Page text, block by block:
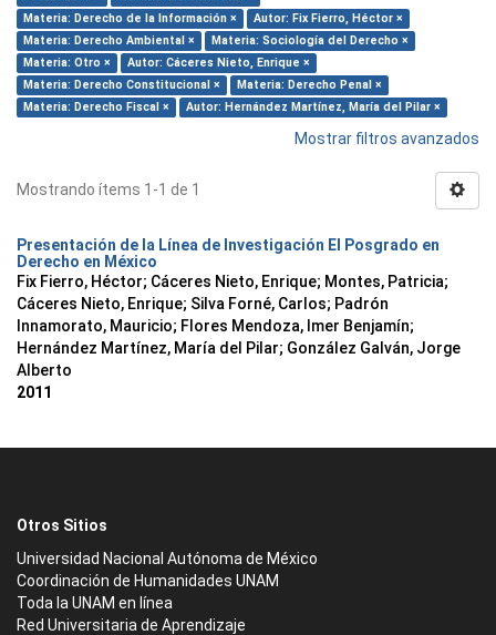
Materia: Derecho de la Información ×
Autor: Fix Fierro, Héctor ×
Materia: Derecho Ambiental ×
Materia: Sociología del Derecho ×
Materia: Otro ×
Autor: Cáceres Nieto, Enrique ×
Materia: Derecho Constitucional ×
Materia: Derecho Penal ×
Materia: Derecho Fiscal ×
Autor: Hernández Martínez, María del Pilar ×
Mostrar filtros avanzados
Mostrando ítems 1-1 de 1
Presentación de la Línea de Investigación El Posgrado en
Derecho en México
Fix Fierro, Héctor; Cáceres Nieto, Enrique; Montes, Patricia;
Cáceres Nieto, Enrique; Silva Forné, Carlos; Padrón
Innamorato, Mauricio; Flores Mendoza, Imer Benjamín;
Hernández Martínez, María del Pilar; González Galván, Jorge
Alberto
2011
Otros Sitios
Universidad Nacional Autónoma de México
Coordinación de Humanidades UNAM
Toda la UNAM en línea
Red Universitaria de Aprendizaje